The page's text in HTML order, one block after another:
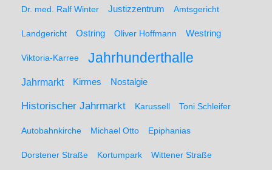
Dr. med. Ralf Winter Justizzentrum Amtsgericht
Landgericht Ostring Oliver Hoffmann Westring
Viktoria-Karree Jahrhunderthalle
Jahrmarkt Kirmes Nostalgie
Historischer Jahrmarkt Karussell Toni Schleifer
Autobahnkirche Michael Otto Epiphanias
Dorstener Straße Kortumpark Wittener Straße